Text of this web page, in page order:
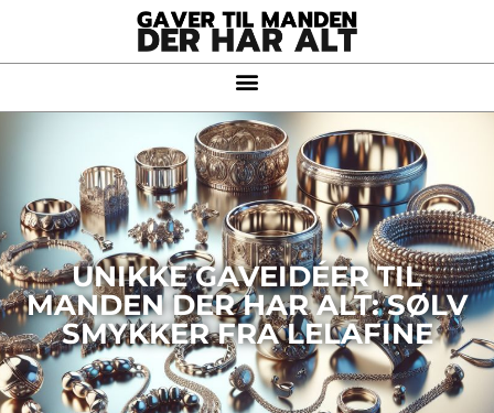
UNIKKE GAVEIDÉER TIL
MANDEN DER HAR ALT: SØLV
SMYKKER FRA LELAFINE